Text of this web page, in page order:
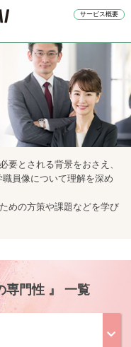
サービス概要
要とされる背景をおさえ、
員像について理解を深め
めの方策や課題などを学び
専門性 』 一覧